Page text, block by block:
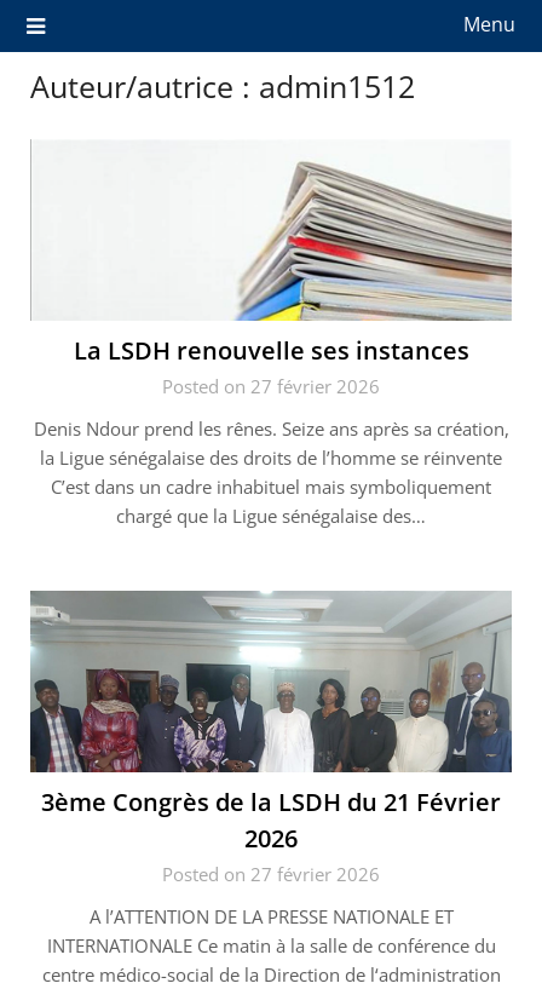
Menu
Auteur/autrice : admin1512
La LSDH renouvelle ses instances
Posted on 27 février 2026
Denis Ndour prend les rênes. Seize ans après sa création,
la Ligue sénégalaise des droits de l’homme se réinvente
C’est dans un cadre inhabituel mais symboliquement
chargé que la Ligue sénégalaise des…
3ème Congrès de la LSDH du 21 Février
2026
Posted on 27 février 2026
A l’ATTENTION DE LA PRESSE NATIONALE ET
INTERNATIONALE Ce matin à la salle de conférence du
centre médico-social de la Direction de l‘administration